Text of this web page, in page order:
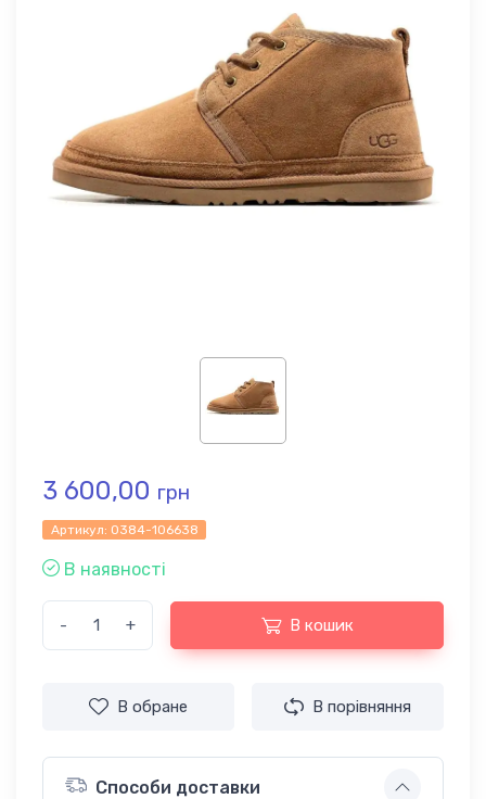
3 600,00 грн
Артикул: 0384-106638
В наявності
- + В кошик
В обране В порівняння
Способи доставки